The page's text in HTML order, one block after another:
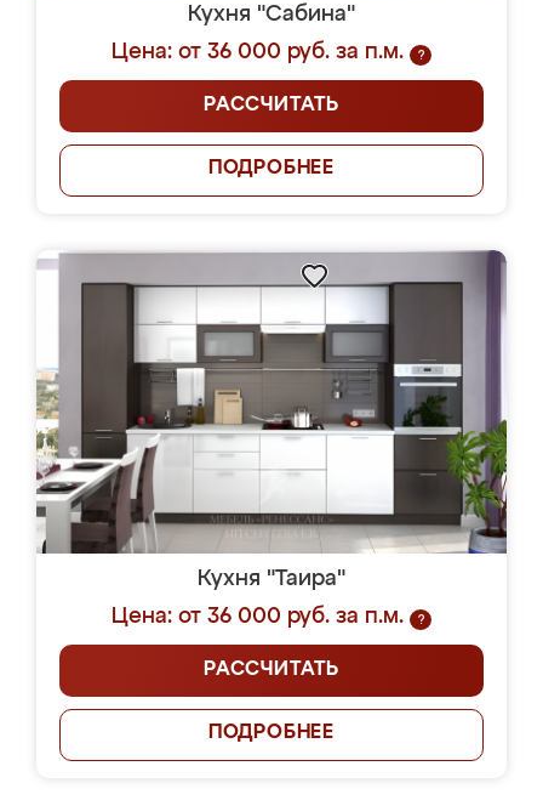
Кухня "Сабина"
Цена: от 36 000 руб. за п.м.
?
РАССЧИТАТЬ
ПОДРОБНЕЕ
Кухня "Таира"
Цена: от 36 000 руб. за п.м.
?
РАССЧИТАТЬ
ПОДРОБНЕЕ